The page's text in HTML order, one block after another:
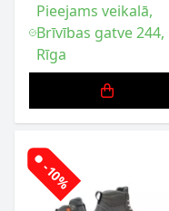
Pieejams veikalā,
Brīvības gatve 244,
Rīga
-10%